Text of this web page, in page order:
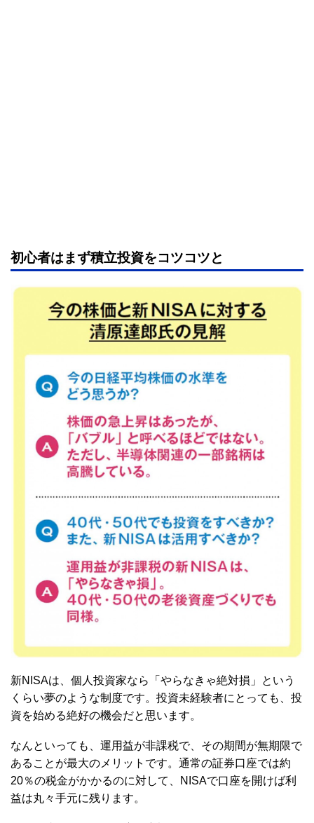
初心者はまず積立投資をコツコツと
新NISAは、個人投資家なら「やらなきゃ絶対損」という
くらい夢のような制度です。投資未経験者にとっても、投
資を始める絶好の機会だと思います。
なんといっても、運用益が非課税で、その期間が無期限で
あることが最大のメリットです。通常の証券口座では約
20％の税金がかかるのに対して、NISAで口座を開けば利
益は丸々手元に残ります。